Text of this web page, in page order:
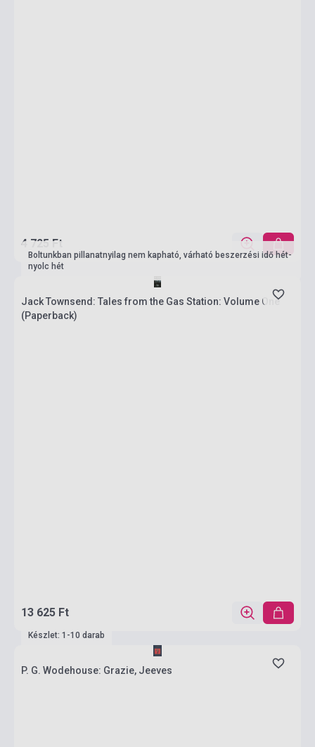
4 725 Ft
Boltunkban pillanatnyilag nem kapható, várható beszerzési idő hét-
nyolc hét
Jack Townsend: Tales from the Gas Station: Volume One
(Paperback)
13 625 Ft
Készlet: 1-10 darab
P. G. Wodehouse: Grazie, Jeeves